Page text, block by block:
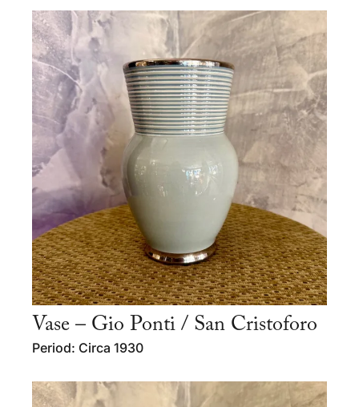
Vase – Gio Ponti / San Cristoforo
Period: Circa 1930